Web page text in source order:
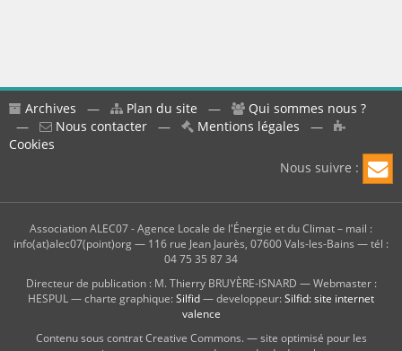
Archives — Plan du site —
Qui sommes nous ?
—
Nous contacter — Mentions légales —
Cookies
Nous suivre :
Association ALEC07 - Agence Locale de l'Énergie et du Climat – mail :
info(at)alec07(point)org — 116 rue Jean Jaurès, 07600 Vals-les-Bains — tél :
04 75 35 87 34
Directeur de publication : M. Thierry BRUYÈRE-ISNARD — Webmaster :
HESPUL — charte graphique:Silfid— developpeur:Silfid: site internet
valence
Contenu sous contrat Creative Commons. — site optimisé pour les